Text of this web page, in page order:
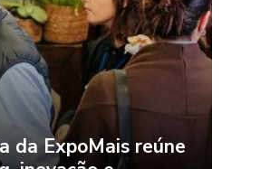
da ExpoMais reúne